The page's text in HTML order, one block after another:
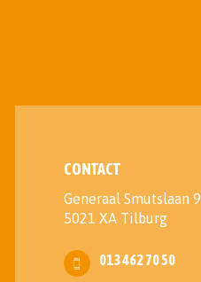
CONTACT
Generaal Smutslaan 9
5021 XA Tilburg
013 462 70 50